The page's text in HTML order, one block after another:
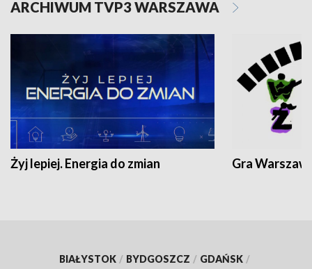
ARCHIWUM TVP3 WARSZAWA
Żyj lepiej. Energia do zmian Gra
BIAŁYSTOK / BYDGOSZCZ / GDAŃSK /